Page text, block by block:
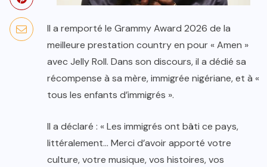
Il a remporté le Grammy Award 2026 de la
meilleure prestation country en pour « Amen »
avec Jelly Roll. Dans son discours, il a dédié sa
récompense à sa mère, immigrée nigériane, et à «
tous les enfants d’immigrés ».
Il a déclaré : « Les immigrés ont bâti ce pays,
littéralement… Merci d’avoir apporté votre
culture, votre musique, vos histoires, vos